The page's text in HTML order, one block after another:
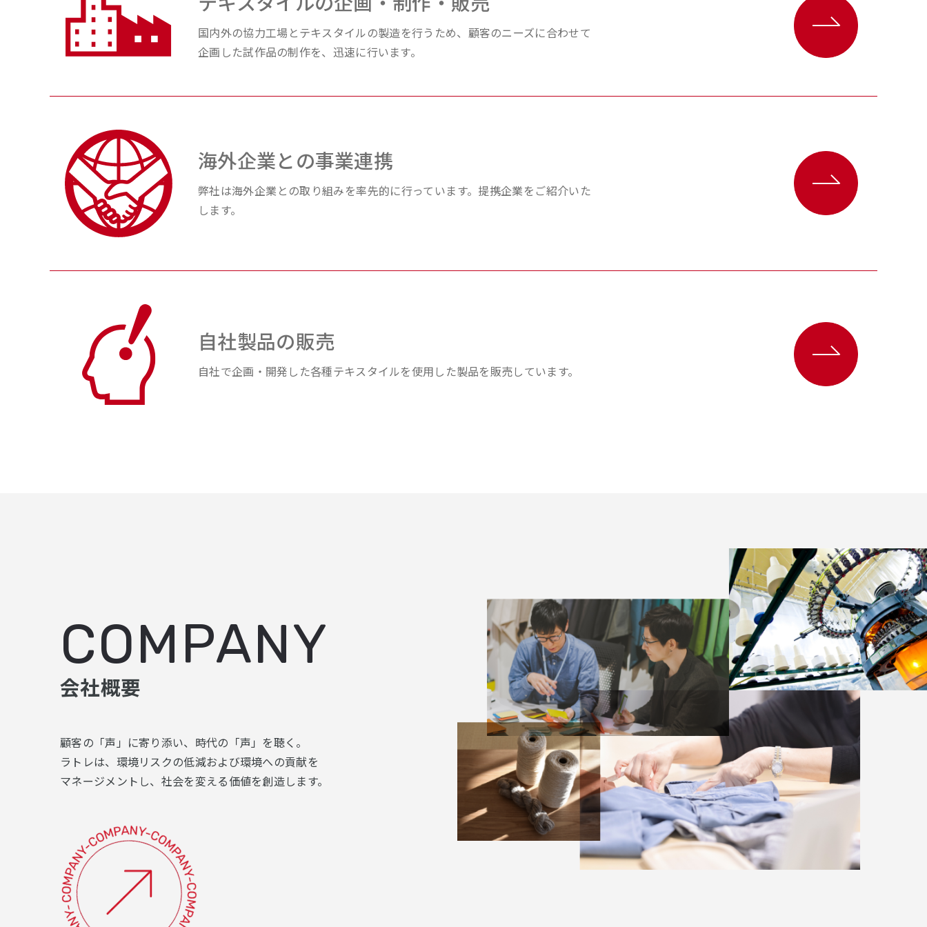
国内外の協⼒⼯場とテキスタイルの製造を⾏うため、顧客のニーズに合わせて
企画した試作品の制作を、迅速に行います。
海外企業との事業連携
弊社は海外企業との取り組みを率先的に⾏っています。提携企業をご紹介いた
します。
⾃社製品の販売
⾃社で企画・開発した各種テキスタイルを使⽤した製品を販売しています。
COMPANY
会社概要
顧客の「声」に寄り添い、時代の「声」を聴く。
ラトレは、環境リスクの低減および環境への貢献を
マネージメントし、社会を変える価値を創造します。